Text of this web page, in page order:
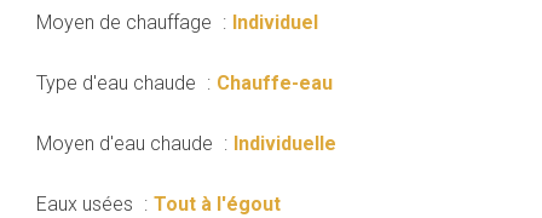
Moyen de chauffage Individuel
Type d'eau chaude Chauffe-eau
Moyen d'eau chaude Individuelle
Eaux usées Tout à l'égout